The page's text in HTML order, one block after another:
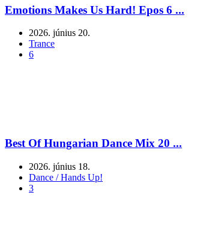
Emotions Makes Us Hard! Epos 6 ...
2026. június 20.
Trance
6
Best Of Hungarian Dance Mix 20 ...
2026. június 18.
Dance / Hands Up!
3